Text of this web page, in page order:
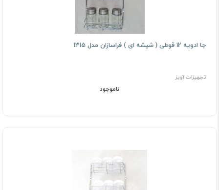
جا ادویه 12 قوطی ( شیشه ای ) فراسازان مدل 1315
تجهیزات آویز
ناموجود